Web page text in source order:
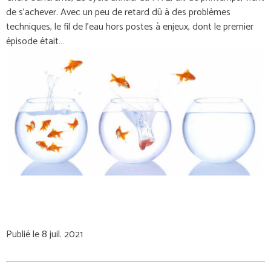
de s’achever. Avec un peu de retard dû à des problèmes
techniques, le fil de l’eau hors postes à enjeux, dont le premier
épisode était…
Publié le 8 juil. 2021